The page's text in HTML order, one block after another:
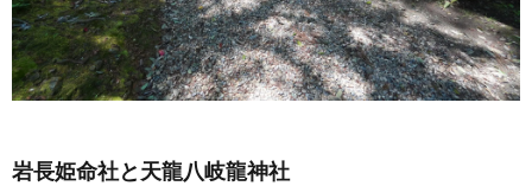
岩長姫命社と天龍八岐龍神社